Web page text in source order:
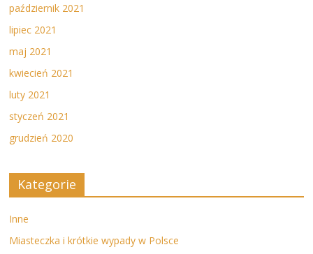
październik 2021
lipiec 2021
maj 2021
kwiecień 2021
luty 2021
styczeń 2021
grudzień 2020
Kategorie
Inne
Miasteczka i krótkie wypady w Polsce